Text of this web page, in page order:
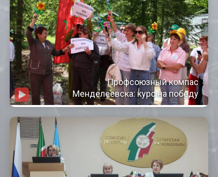
Профсоюзный компас
Менделеевска: курс на победу